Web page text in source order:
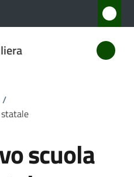
/
scuola